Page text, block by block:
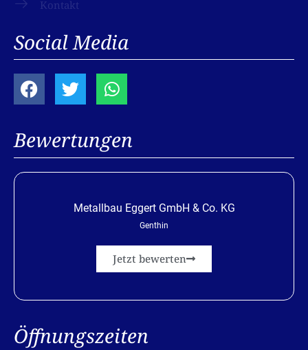
Kontakt
Social Media
Bewertungen
Metallbau Eggert GmbH & Co. KG
Genthin
Jetzt bewerten
Öffnungszeiten